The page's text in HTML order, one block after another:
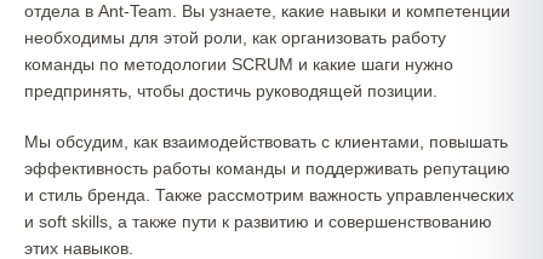
отдела в Ant-Team. Вы узнаете, какие навыки и компетенции
необходимы для этой роли, как организовать работу
команды по методологии SCRUM и какие шаги нужно
предпринять, чтобы достичь руководящей позиции.
Мы обсудим, как взаимодействовать с клиентами, повышать
эффективность работы команды и поддерживать репутацию
и стиль бренда. Также рассмотрим важность управленческих
и soft skills, а также пути к развитию и совершенствованию
этих навыков.